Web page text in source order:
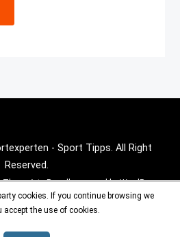
- Sport Tipps. All Right
Reserved.
- Proudly powered by WordPress.
cookies. If you continue browsing we
accept the use of cookies.